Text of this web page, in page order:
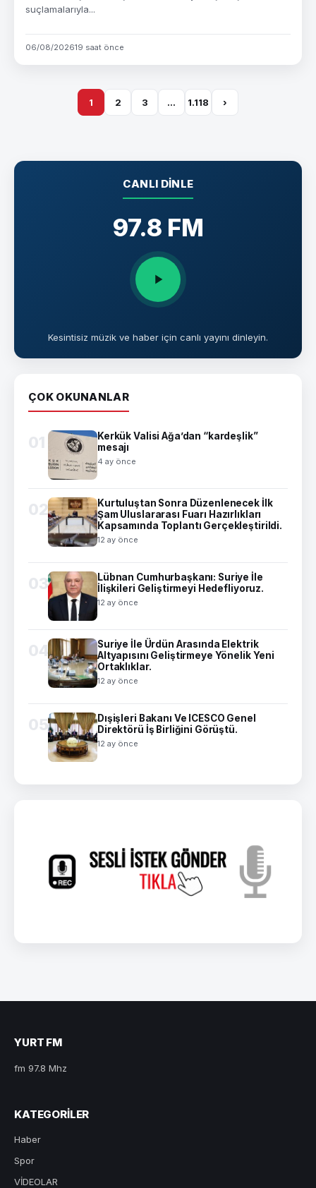
suçlamalarıyla...
06/08/202619 saat önce
1 2 3 … 1.118 ›
CANLI DINLE
97.8 FM
Kesintisiz müzik ve haber için canlı yayını dinleyin.
ÇOK OKUNANLAR
01
Kerkük Valisi Ağa’dan “kardeşlik”
mesajı
4 ay önce
02
Kurtuluştan Sonra Düzenlenecek İlk
Şam Uluslararası Fuarı Hazırlıkları
Kapsamında Toplantı Gerçekleştirildi.
12 ay önce
03
Lübnan Cumhurbaşkanı: Suriye İle
İlişkileri Geliştirmeyi Hedefliyoruz.
12 ay önce
04
Suriye İle Ürdün Arasında Elektrik
Altyapısını Geliştirmeye Yönelik Yeni
Ortaklıklar.
12 ay önce
05
Dışişleri Bakanı Ve ICESCO Genel
Direktörü İş Birliğini Görüştü.
12 ay önce
YURT FM
fm 97.8 Mhz
KATEGORILER
Haber
Spor
VİDEOLAR